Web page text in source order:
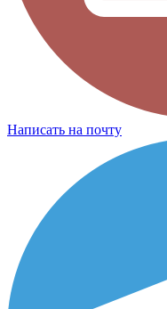
Написать на почту